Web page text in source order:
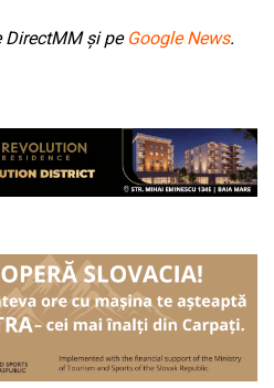
și pe Google News.